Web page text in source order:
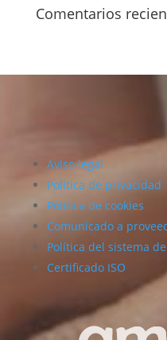
Comentarios
Aviso legal
Política de privacidad
Política de cookies
Comunicado a
Política del sistema
Certificado ISO